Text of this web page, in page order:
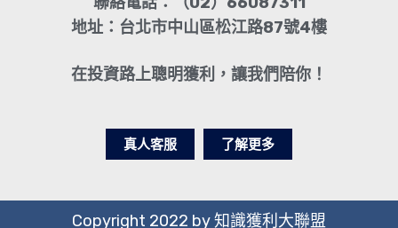
地址：台北市中山區松江路87號4樓
在投資路上聰明獲利，讓我們陪你！
真人客服 了解更多
Copyright 2022 by 知識獲利大聯盟